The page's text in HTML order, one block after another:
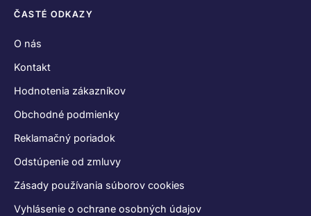
ČASTÉ ODKAZY
O nás
Kontakt
Hodnotenia zákazníkov
Obchodné podmienky
Reklamačný poriadok
Odstúpenie od zmluvy
Zásady používania súborov cookies
Vyhlásenie o ochrane osobných údajov